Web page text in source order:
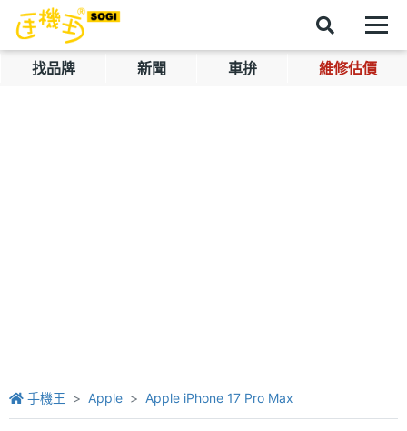
找品牌 新聞 車拚 維修估價
手機王 Apple Apple iPhone 17 Pro Max